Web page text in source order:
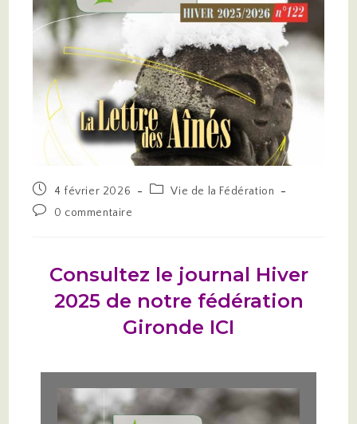
4 février 2026
Vie de la Fédération
0 commentaire
Consultez le journal Hiver
2025 de notre fédération
Gironde ICI